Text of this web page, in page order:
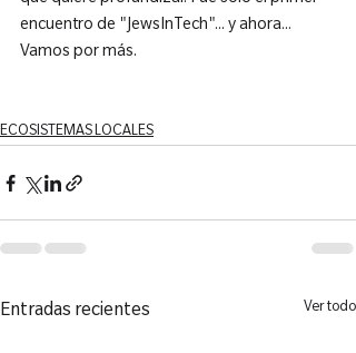
encuentro de "JewsInTech"... y ahora...
Vamos por más.
ECOSISTEMAS LOCALES
Entradas recientes Ver todo